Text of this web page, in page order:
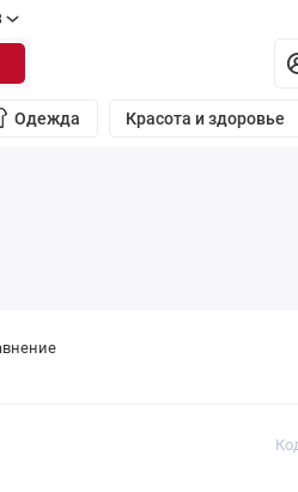
Одежда Красота и здоровье